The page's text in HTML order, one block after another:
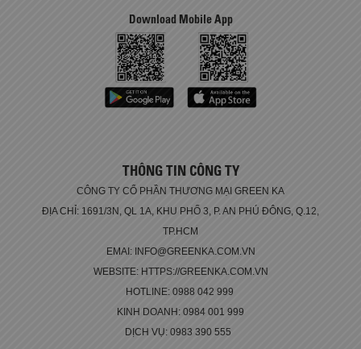
Download Mobile App
THÔNG TIN CÔNG TY
CÔNG TY CỔ PHẦN THƯƠNG MẠI GREEN KA
ĐỊA CHỈ: 1691/3N, QL 1A, KHU PHỐ 3, P. AN PHÚ ĐÔNG, Q.12,
TP.HCM
EMAI: INFO@GREENKA.COM.VN
WEBSITE: HTTPS://GREENKA.COM.VN
HOTLINE: 0988 042 999
KINH DOANH: 0984 001 999
DỊCH VỤ: 0983 390 555